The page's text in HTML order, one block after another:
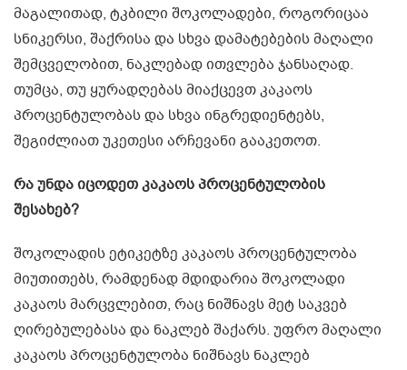
მაგალითად, ტკბილი შოკოლადები, როგორიცაა
სნიკერსი, შაქრისა და სხვა დამატებების მაღალი
შემცველობით, ნაკლებად ითვლება ჯანსაღად.
თუმცა, თუ ყურადღებას მიაქცევთ კაკაოს
პროცენტულობას და სხვა ინგრედიენტებს,
შეგიძლიათ უკეთესი არჩევანი გააკეთოთ.
რა უნდა იცოდეთ კაკაოს პროცენტულობის
შესახებ?
შოკოლადის ეტიკეტზე კაკაოს პროცენტულობა
მიუთითებს, რამდენად მდიდარია შოკოლადი
კაკაოს მარცვლებით, რაც ნიშნავს მეტ საკვებ
ღირებულებასა და ნაკლებ შაქარს. უფრო მაღალი
კაკაოს პროცენტულობა ნიშნავს ნაკლებ